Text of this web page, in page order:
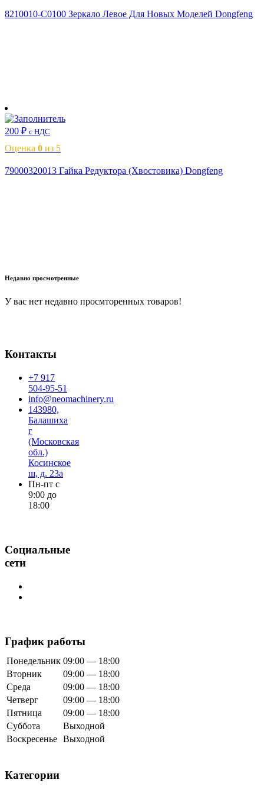
8210010-C0100 Зеркало Левое Для Новых Моделей Dongfeng
200 ₽ с НДС
Оценка 0 из 5
79000320013 Гайка Редуктора (Хвостовика) Dongfeng
Недавно просмотренные
У вас нет недавно просмторенных товаров!
Контакты
+7 917
504-95-51
info@neomachinery.ru
143980,
Балашиха
г
(Московская
обл.)
Косинское
ш, д. 23а
Пн-пт с
9:00 до
18:00
Социальные
сети
График работы
Понедельник 09:00 — 18:00
Вторник
09:00 — 18:00
Среда
09:00 — 18:00
Четверг
09:00 — 18:00
Пятница
09:00 — 18:00
Суббота
Выходной
Воскресенье Выходной
Категории